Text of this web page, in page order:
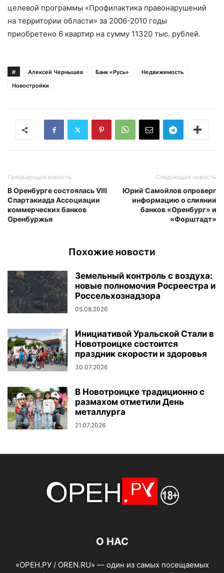
целевой программы «Профилактика правонарушений
на территории области» за 2006-2010 годы
приобретено 6 квартир на сумму 11320 тыс. рублей.
# Алексей Чернышев Банк «Русь»
Недвижимость
Новостройки
Предыдущая новость
В Оренбурге состоялась VIII
Спартакиада Ассоциации
коммерческих банков
Оренбуржья
Следующая новость
Юрий Самойлов опроверг
информацию о слиянии
банков «Оренбург» и
«Форштадт»
Похожие новости
Земельный контроль с воздуха:
новые полномочия Росреестра и
Россельхознадзора
05.08.2026
Инициативой Уральской Стали в
Новотроицке состоится
праздник скорости и здоровья
30.07.2026
В Новотроицке традиционно с
размахом отметили День
металлурга
21.07.2026
О НАС
«ОРЕН.РУ / OREN.RU» — один из самых посещаемых